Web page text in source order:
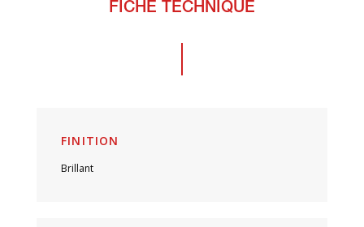
FICHE TECHNIQUE
FINITION
Brillant